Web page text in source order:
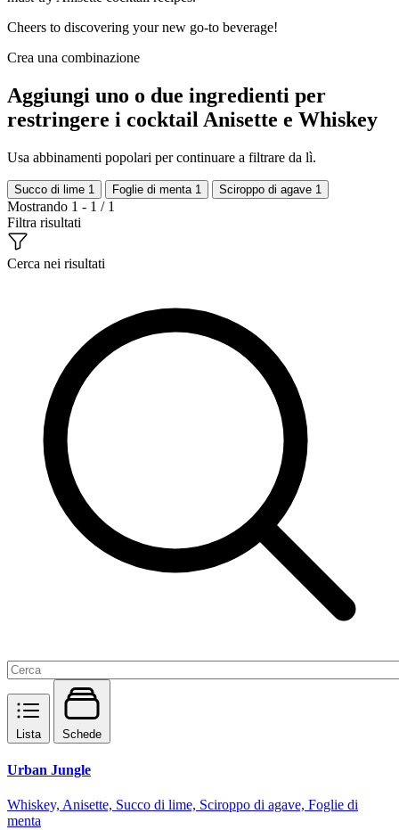
Cheers to discovering your new go-to beverage!
Crea una combinazione
Aggiungi uno o due ingredienti per
restringere i cocktail Anisette e Whiskey
Usa abbinamenti popolari per continuare a filtrare da lì.
Succo di lime 1 Foglie di menta 1 Sciroppo di agave 1
Mostrando 1 - 1 / 1
Filtra risultati
Cerca nei risultati
Lista Schede
Urban Jungle
Whiskey, Anisette, Succo di lime, Sciroppo di agave, Foglie di
menta